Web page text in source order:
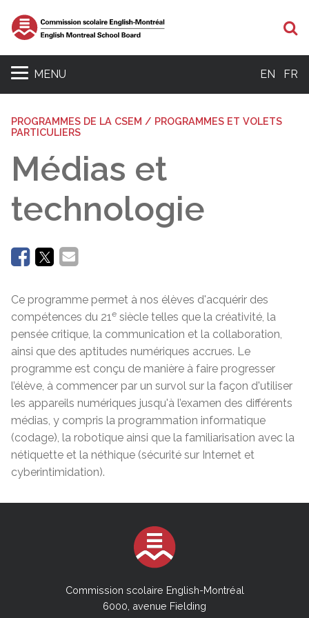
MENU EN FR
PROGRAMMES DE LA CSEM / PROGRAMMES ET VOLETS
PARTICULIERS
Médias et
technologie
Ce programme permet à nos élèves d'acquérir des
compétences du 21e siècle telles que la créativité, la
pensée critique, la communication et la collaboration,
ainsi que des aptitudes numériques accrues. Le
programme est conçu de manière à faire progresser
l’élève, à commencer par un survol sur la façon d'utiliser
les appareils numériques jusqu'à l’examen des différents
médias, y compris la programmation informatique
(codage), la robotique ainsi que la familiarisation avec la
nétiquette et la néthique (sécurité sur Internet et
cyberintimidation).
Commission scolaire English-Montréal
6000, avenue Fielding